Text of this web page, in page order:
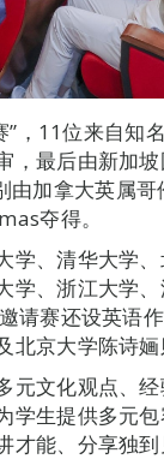
，11位来自知
，最后由新加
加拿大英属
夺得。
学、清华大学
学、浙江大学
请赛还设英语
京大学陈诗婳
元文化观点、
学生提供多元
才能、分享独